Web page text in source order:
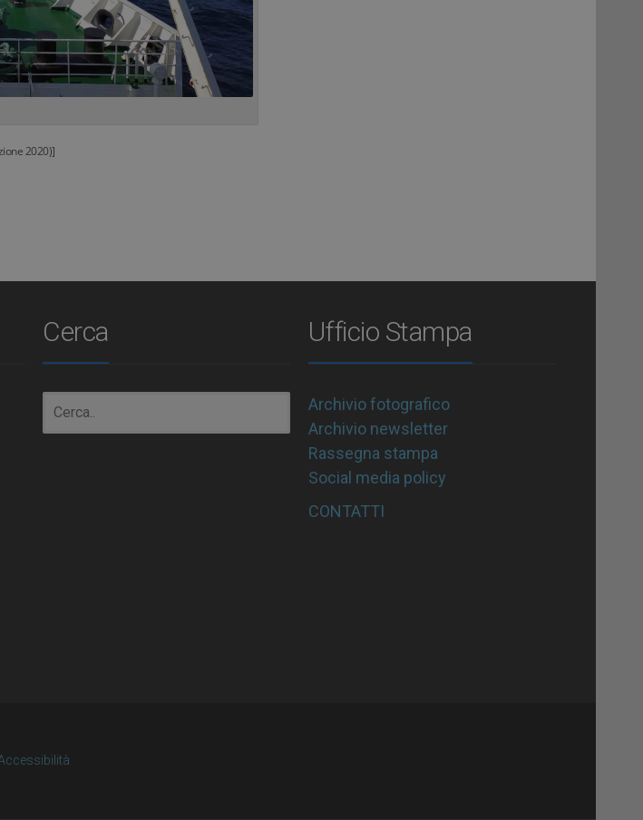
2020)]
Cerca Ufficio Stampa
Archivio fotografico
Archivio newsletter
Rassegna stampa
Social media policy
CONTATTI